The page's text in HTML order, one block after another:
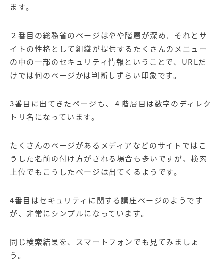
ます。
２番目の総務省のページはやや階層が深め、それとサ
イトの性格として組織が提供するたくさんのメニュー
の中の一部のセキュリティ情報ということで、URLだ
けでは何のページかは判断しずらい印象です。
3番目に出てきたページも、４階層目は数字のディレク
トリ名になっています。
たくさんのページがあるメディアなどのサイトではこ
うした名前の付け方がされる場合も多いですが、検索
上位でもこうしたページは出てくるようです。
4番目はセキュリティに関する講座ページのようです
が、非常にシンプルになっています。
同じ検索結果を、スマートフォンでも見てみましょ
う。